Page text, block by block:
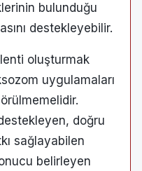
bulunduğu
destekleyebilir.
oluşturmak
uygulamaları
doğru
sağlayabilen
belirleyen